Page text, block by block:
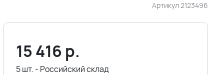
Артикул 2123496
15 416 р.
5 шт. - Российский склад